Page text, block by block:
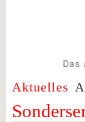
Aktuelles
Das